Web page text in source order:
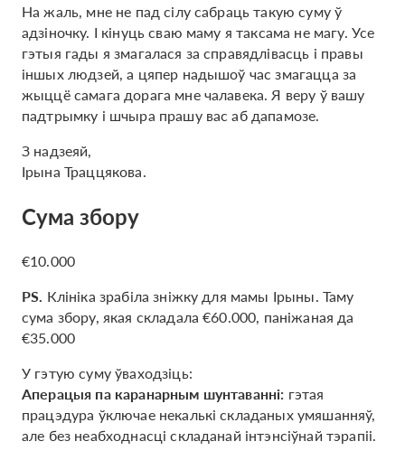
На жаль, мне не пад сілу сабраць такую ​​суму ў
адзіночку. І кінуць сваю маму я таксама не магу. Усе
гэтыя гады я змагалася за справядлівасць і правы
іншых людзей, а цяпер надышоў час змагацца за
жыццё самага дорага мне чалавека. Я веру ў вашу
падтрымку і шчыра прашу вас аб дапамозе.
З надзеяй,
Ірына Траццякова.
Сума збору
€10.000
PS. Клініка зрабіла зніжку для мамы Ірыны. Таму
сума збору, якая складала €60.000, паніжаная да
€35.000
У гэтую суму ўваходзіць:
Аперацыя па каранарным шунтаванні: гэтая
працэдура ўключае некалькі складаных умяшанняў,
але без неабходнасці складанай інтэнсіўнай тэрапіі.